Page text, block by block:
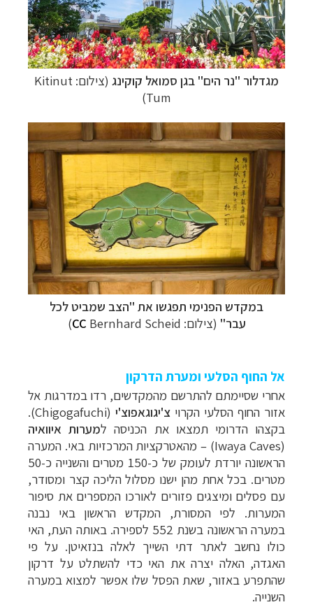
מגדלור "נר הים" בגן סמואל קוקינג
(צילום: Kitinut
Tum)
במקדש הפנימי תפגשו את "הצב שמביט לכל
עבר" (צילום: CC Bernhard Scheid)
אל החוף הסלעי ומערת הדרקון
אחרי שסיימתם להתרשם מהמקדשים, רדו במדרגות אל
אזור החוף הסלעי הקרוי צ'יגוגאפוצ'י
(Chigogafuchi).
בקצהו הדרומי תמצאו את הכניסה למערות איוואיה
(Iwaya Caves) – מהאטרקציות המרכזיות באי. המערה
הראשונה יורדת לעומק של כ-150 מטרים והשנייה כ-50
מטרים. בכל אחת מהן ישנו מסלול הליכה קצר ומסודר,
עם פסלים ומיצגים פזורים לאורכו המספרים את סיפור
המערות. לפי המסורת, המקדש הראשון באי נבנה
במערה הראשונה בשנת 552 לספירה. באותה העת, האי
כולו נחשב לאתר דתי השייך לאלה בנזאיטן. על פי
האגדה, האלה יצרה את האי כדי להשתלט על דרקון
שהתפרע באזור, שאת הפסל שלו אפשר למצוא במערה
השנייה.